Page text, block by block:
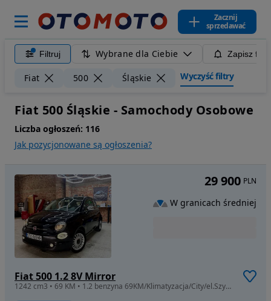
Zacznij
sprzedawać
Filtruj Wybrane dla Ciebie Zapisz
Fiat 500 Śląskie Wyczyść filtry
Fiat 500 Śląskie - Samochody Osobowe
Liczba ogłoszeń: 116
Jak pozycjonowane są ogłoszenia?
Fiat 500 1.2 8V Mirror
1242 cm3 • 69 KM • 1.2 benzyna 69KM/Klimatyzacja/City/el.SzybyLusterka/ESP/CzujnikiPDC
29 900 PLN
W granicach średniej